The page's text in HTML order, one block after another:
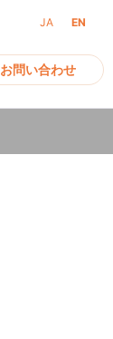
JA EN
お問い合わせ